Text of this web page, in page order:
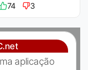
74 3
aplicação